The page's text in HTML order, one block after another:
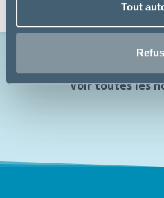
Tout
Voir toutes les